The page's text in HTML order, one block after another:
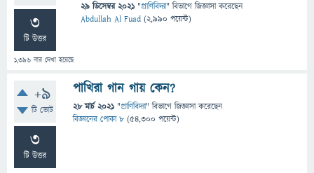
3
টি উত্তর
1,396 বার দেখা হয়েছে
29 ডিসেম্বর 2021 "প্রাণিবিদ্যা" বিভাগে জিজ্ঞাসাকরেছেন
Abdullah Al Fuad (2,990 পয়েন্ট)
+9
টি ভোট
3
টি উত্তর
পাখিরা গান গায় কেন?
28 মার্চ 2021 "প্রাণিবিদ্যা" বিভাগে জিজ্ঞাসাকরেছেন
বিজ্ঞানের পোকা ৮ (54,300 পয়েন্ট)